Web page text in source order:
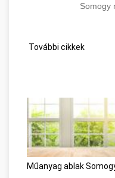
Somogy
További cikkek
Műanyag ablak